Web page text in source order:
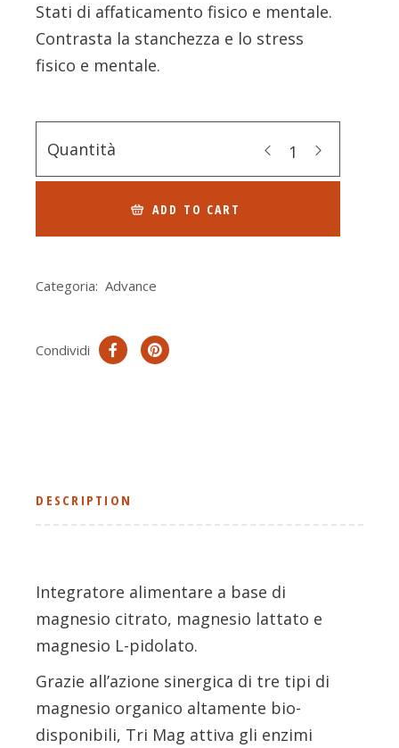
Stati di affaticamento fisico e mentale.
Contrasta la stanchezza e lo stress
fisico e mentale.
Quantità
ADD TO CART
Categoria: Advance
Condividi
DESCRIPTION
Integratore alimentare a base di
magnesio citrato, magnesio lattato e
magnesio L-pidolato.
Grazie all’azione sinergica di tre tipi di
magnesio organico altamente bio-
disponibili, Tri Mag attiva gli enzimi